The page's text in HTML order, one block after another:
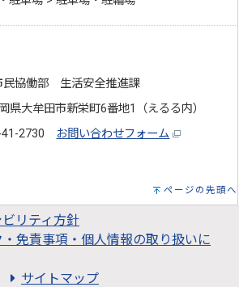
民協働部 生活安全推進課
県大牟田市新栄町6番地1（えるる内）
2730
お問い合わせフォーム
ページの先頭へ
リティ方針
免責事項・個人情報の取り扱いに
サイトマップ